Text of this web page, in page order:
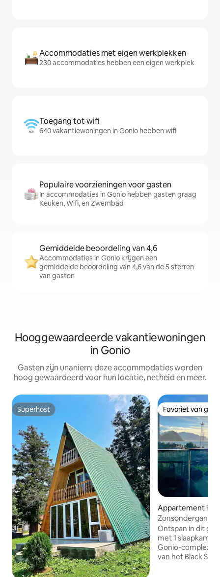
Accommodaties met eigen werkplekken
230 accommodaties hebben een eigen werkplek
Toegang tot wifi
640 vakantiewoningen in Gonio hebben wifi
Populaire voorzieningen voor gasten
In accommodaties in Gonio hebben gasten graag
Keuken, Wifi, en Zwembad
Gemiddelde beoordeling van 4,6
Accommodaties in Gonio krijgen een
gemiddelde beoordeling van 4,6 van de 5 sterren
van gasten
Hooggewaardeerde vakantiewoningen
in Gonio
Gasten zijn unaniem: deze accommodaties worden
hoog gewaardeerd voor hun locatie, netheid en meer.
Superhost
Superhost Favoriet van
Favoriet van
Appartement in
Zonsondergang
op zee |
fitnessruimte
Ontspan in dit
met 1
Gonio-complex,
van het Black Sea